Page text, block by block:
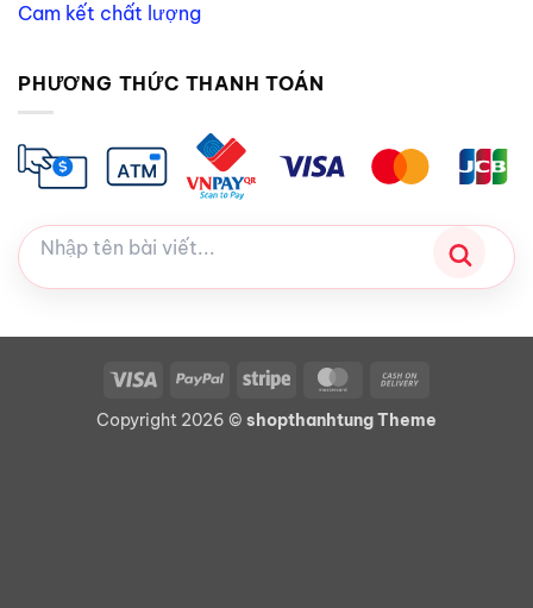
Cam kết chất lượng
PHƯƠNG THỨC THANH TOÁN
Visa PayPal Stripe MasterCard
Delivery
Copyright 2026 © shopthanhtung Theme